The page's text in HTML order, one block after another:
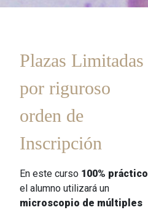
Plazas Limitadas
por riguroso
orden de
Inscripción
En este curso 100% práctico
el alumno utilizará un
microscopio de múltiples